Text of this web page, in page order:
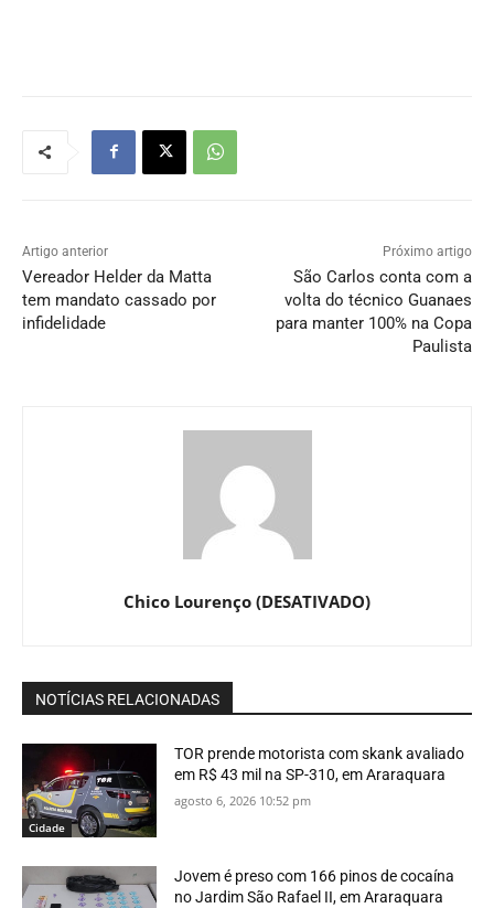
Artigo anterior
Vereador Helder da Matta
tem mandato cassado por
infidelidade
Próximo artigo
São Carlos conta com a
volta do técnico Guanaes
para manter 100% na Copa
Paulista
Chico Lourenço (DESATIVADO)
NOTÍCIAS RELACIONADAS
Cidade
TOR prende motorista com skank avaliado
em R$ 43 mil na SP-310, em Araraquara
agosto 6, 2026 10:52 pm
Jovem é preso com 166 pinos de cocaína
no Jardim São Rafael II, em Araraquara